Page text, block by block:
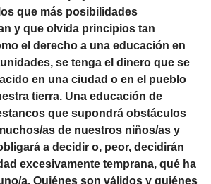
que más posibilidades
y que olvida principios tan
el derecho a una educación en
se tenga el dinero que se
en una ciudad o en el pueblo
tierra. Una educación de
que supondrá obstáculos
as de nuestros niños/as y
a decidir o, peor, decidirán
excesivamente temprana, qué ha
a. Quiénes son válidos y quiénes